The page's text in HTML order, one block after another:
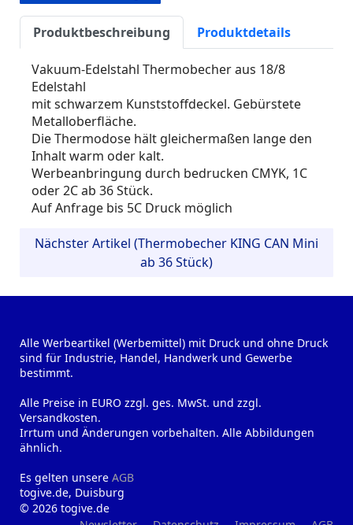
Produktbeschreibung Produktdetails
Vakuum-Edelstahl Thermobecher aus 18/8
Edelstahl
mit schwarzem Kunststoffdeckel. Gebürstete
Metalloberfläche.
Die Thermodose hält gleichermaßen lange den
Inhalt warm oder kalt.
Werbeanbringung durch bedrucken CMYK, 1C
oder 2C ab 36 Stück.
Auf Anfrage bis 5C Druck möglich
Nächster Artikel (Thermobecher KING CAN Mini
ab 36 Stück)
Alle Werbeartikel (Werbemittel) mit Druck und ohne Druck
sind für Industrie, Handel, Handwerk und Gewerbe
bestimmt.
Alle Preise in EURO zzgl. ges. MwSt. und zzgl.
Versandkosten.
Irrtum und Änderungen vorbehalten. Alle Abbildungen
ähnlich.
Es gelten unsere AGB
togive.de, Duisburg
© 2026 togive.de